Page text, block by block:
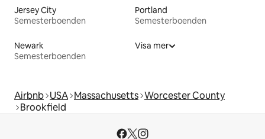
Jersey City
Semesterboenden
Portland
Semesterboenden
Newark
Semesterboenden
Visa mer
Airbnb USA Massachusetts Worcester County
Brookfield